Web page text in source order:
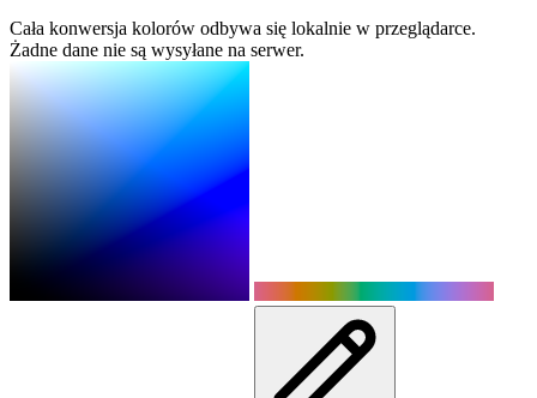
Cała konwersja kolorów odbywa się lokalnie w przeglądarce.
Żadne dane nie są wysyłane na serwer.